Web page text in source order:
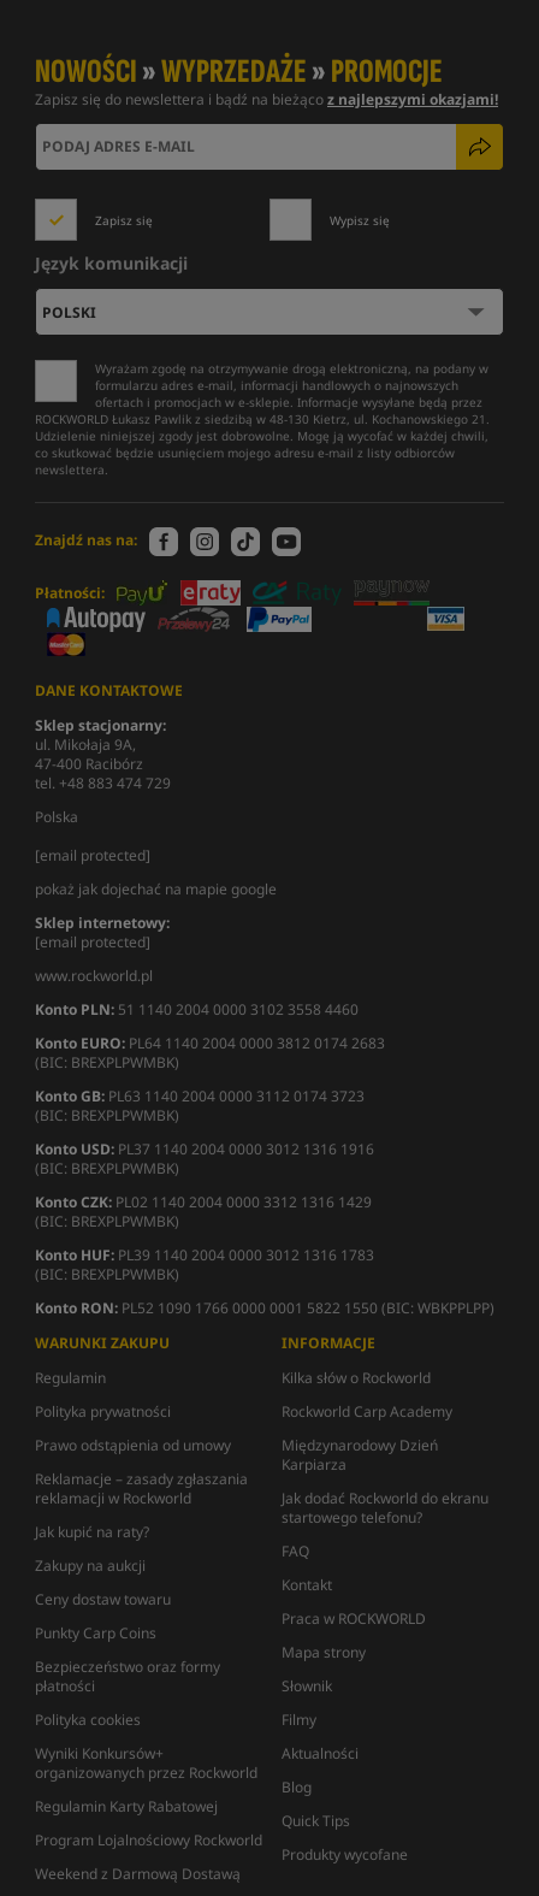
NOWOŚCI»WYPRZEDAŻE»PROMOCJE
Zapisz się do newslettera i bądź na bieżącoz najlepszymi okazjami!
Zapisz się Wypisz się
Język komunikacji
Wyrażam zgodę na otrzymywanie drogą elektroniczną, na podany w
formularzu adres e-mail, informacji handlowych o najnowszych
ofertach i promocjach w e-sklepie. Informacje wysyłane będą przez
ROCKWORLD Łukasz Pawlik z siedzibą w 48-130 Kietrz, ul. Kochanowskiego 21.
Udzielenie niniejszej zgody jest dobrowolne. Mogę ją wycofać w każdej chwili,
co skutkować będzie usunięciem mojego adresu e-mail z listy odbiorców
newslettera.
Znajdź nas na:
Płatności:
DANE KONTAKTOWE
Sklep stacjonarny:
ul. Mikołaja 9A,
47-400 Racibórz
tel. +48 883 474 729
Polska
[email protected]
pokaż jak dojechać na mapie google
Sklep internetowy:
[email protected]
www.rockworld.pl
Konto PLN: 51 1140 2004 0000 3102 3558 4460
Konto EURO: PL64 1140 2004 0000 3812 0174 2683
(BIC: BREXPLPWMBK)
Konto GB: PL63 1140 2004 0000 3112 0174 3723
(BIC: BREXPLPWMBK)
Konto USD: PL37 1140 2004 0000 3012 1316 1916
(BIC: BREXPLPWMBK)
Konto CZK: PL02 1140 2004 0000 3312 1316 1429
(BIC: BREXPLPWMBK)
Konto HUF: PL39 1140 2004 0000 3012 1316 1783
(BIC: BREXPLPWMBK)
Konto RON: PL52 1090 1766 0000 0001 5822 1550 (BIC: WBKPPLPP)
WARUNKI ZAKUPU
Regulamin
Polityka prywatności
Prawo odstąpienia od umowy
Reklamacje – zasady zgłaszania
reklamacji w Rockworld
Jak kupić na raty?
Zakupy na aukcji
Ceny dostaw towaru
Punkty Carp Coins
Bezpieczeństwo oraz formy
płatności
Polityka cookies
Wyniki Konkursów+
organizowanych przez Rockworld
Regulamin Karty Rabatowej
Program Lojalnościowy Rockworld
Weekend z Darmową Dostawą
INFORMACJE
Kilka słów o Rockworld
Rockworld Carp Academy
Międzynarodowy Dzień
Karpiarza
Jak dodać Rockworld do ekranu
startowego telefonu?
FAQ
Kontakt
Praca w ROCKWORLD
Mapa strony
Słownik
Filmy
Aktualności
Blog
Quick Tips
Produkty wycofane